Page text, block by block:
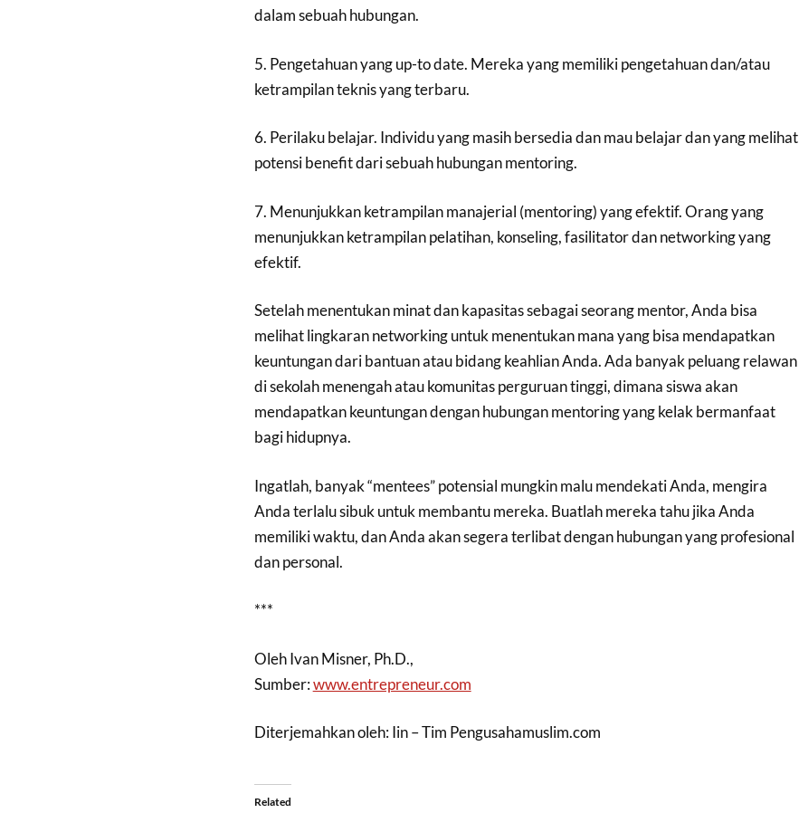
dalam sebuah hubungan.
5. Pengetahuan yang up-to date. Mereka yang memiliki pengetahuan dan/atau
ketrampilan teknis yang terbaru.
6. Perilaku belajar. Individu yang masih bersedia dan mau belajar dan yang melihat
potensi benefit dari sebuah hubungan mentoring.
7. Menunjukkan ketrampilan manajerial (mentoring) yang efektif. Orang yang
menunjukkan ketrampilan pelatihan, konseling, fasilitator dan networking yang
efektif.
Setelah menentukan minat dan kapasitas sebagai seorang mentor, Anda bisa
melihat lingkaran networking untuk menentukan mana yang bisa mendapatkan
keuntungan dari bantuan atau bidang keahlian Anda. Ada banyak peluang relawan
di sekolah menengah atau komunitas perguruan tinggi, dimana siswa akan
mendapatkan keuntungan dengan hubungan mentoring yang kelak bermanfaat
bagi hidupnya.
Ingatlah, banyak “mentees” potensial mungkin malu mendekati Anda, mengira
Anda terlalu sibuk untuk membantu mereka. Buatlah mereka tahu jika Anda
memiliki waktu, dan Anda akan segera terlibat dengan hubungan yang profesional
dan personal.
***
Oleh Ivan Misner, Ph.D.,
Sumber:www.entrepreneur.com
Diterjemahkan oleh: Iin – Tim Pengusahamuslim.com
Related